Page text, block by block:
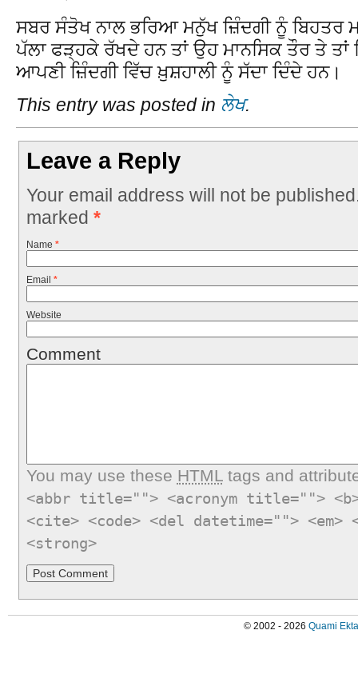
ਸਬਰ ਸੰਤੋਖ ਨਾਲ ਭਰਿਆ ਮਨੁੱਖ ਜ਼ਿੰਦਗੀ ਨੂੰ ਬਿਹਤਰ
ਪੱਲਾ ਫੜ੍ਹਕੇ ਰੱਖਦੇ ਹਨ ਤਾਂ ਉਹ ਮਾਨਸਿਕ ਤੌਰ ਤੇ
ਆਪਣੀ ਜ਼ਿੰਦਗੀ ਵਿੱਚ ਖ਼ੁਸ਼ਹਾਲੀ ਨੂੰ ਸੱਦਾ ਦਿੰਦੇ ਹਨ।
This entry was posted in ਲੇਖ.
Leave a Reply
Your email address will not be
marked *
Name *
Email *
Website
Comment
You may use these HTMLtags and
<abbr title=""> <acronym title="">
<cite> <code> <del datetime="">
<strong>
© 2002 - 2026 Quami